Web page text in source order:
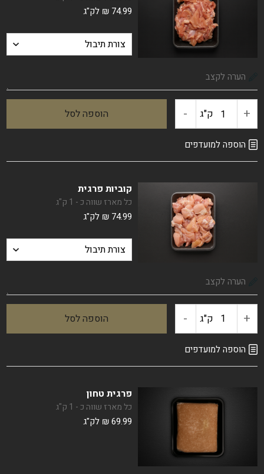
₪ 74.99 לק"ג
+ כמות
של
ק"ג - הוספה לסל
הוספה למועדפים
קוביות פרגית
כל מארז שווה כ - 1 ק"ג
₪ 74.99 לק"ג
+ כמות
של
פרגית
ק"ג - הוספה לסל
הוספה למועדפים
פרגית טחון
כל מארז שווה כ - 1 ק"ג
₪69.99 לק"ג